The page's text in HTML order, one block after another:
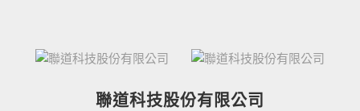
聯道科技股份有限公司